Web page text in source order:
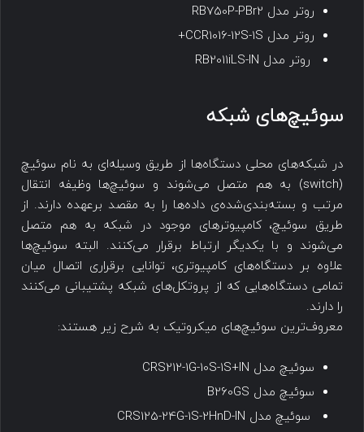
روتر مدل RB750P-PBr2
روتر مدل CCR1016-12S-1S+
روتر مدل RB2011iLS-IN
سوئیچ‌های شبکه
در شبکه‌های محلی دستگاه‌ها از طریق وسیله‌ای به نام سوئیچ
(switch) به هم متصل می‌شوند و سوئیچ‌‎ها وظیفه انتقال
مرتب و بسته‌بندی‌شده‌ی داده‌ها را به مقصد برعهده دارند. از
طریق سوئیچ، کامپیوترهای موجود در شبکه به هم متصل
می‌شوند و با یکدیگر ارتباط برقرار می‌کنند. البته سوئیچ‌ها
علاوه بر دستگاه‌های کامپیوتری، توانایی برقراری اتصال میان
تمامی دستگاه‌هایی که از پروتکل‌های شبکه پشتیبانی می‌کنند
را دارند.
معروف‌ترین سوئیچ‌های میکروتیک به شرح زیر هستند:
سوئیچ مدل CRS212-1G-10S-1S+IN
سوئیچ مدل B260GS
سوئیچ مدل CRS125-24G-1S-2HnD-IN